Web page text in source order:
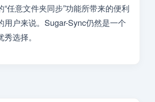
“任意文件夹同步”功能所带来的便利
用户来说。Sugar-Sync仍然是一个
选择。